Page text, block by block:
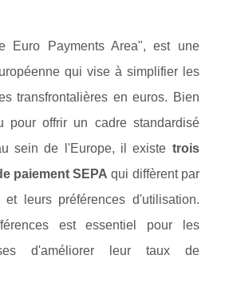
Euro Payments Area", est une
qui vise à simplifier les
transfrontalières en euros. Bien
pour offrir un cadre standardisé
sein de l'Europe, il existe trois
paiement SEPA qui diffèrent par
et leurs préférences d'utilisation.
est essentiel pour les
d'améliorer leur taux de